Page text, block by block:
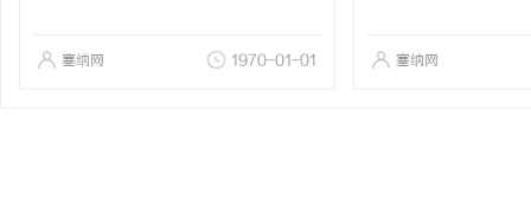
塞纳网 1970-01-01 塞纳网